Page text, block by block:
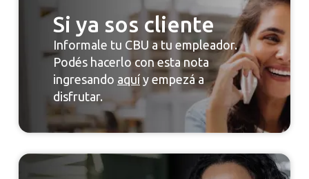
Si ya sos cliente
Informale tu CBU a tu empleador.
Podés hacerlo con esta nota
ingresando aquí y empezá a
disfrutar.